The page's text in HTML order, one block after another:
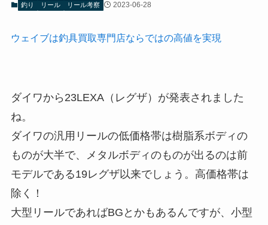
釣り リール リール考察 2023-06-28
ウェイブは釣具買取専門店ならではの高値を実現
ダイワから23LEXA（レグザ）が発表されました
ね。
ダイワの汎用リールの低価格帯は樹脂系ボディの
ものが大半で、メタルボディのものが出るのは前
モデルである19レグザ以来でしょう。高価格帯は
除く！
大型リールであればBGとかもあるんですが、小型